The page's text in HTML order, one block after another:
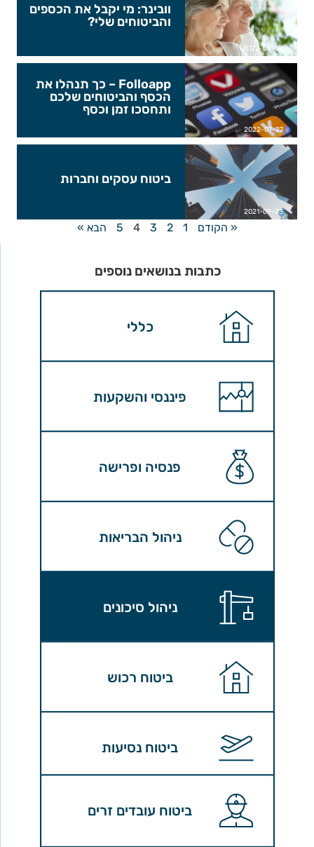
כתבות בנושאים נוספים
כללי
פיננסי והשקעות
פנסיה ופרישה
ניהול הבריאות
ניהול סיכונים
ביטוח רכוש
ביטוח נסיעות
ביטוח עובדים זרים
וובינר: מי יקבל את הכספים
והביטוחים שלי?
2022-08-08
Folloapp – כך תנהלו את
הכסף והביטוחים שלכם
ותחסכו זמן וכסף
2022-07-27
ביטוח עסקים וחברות
2021-09-23
« הקודם 1
2
3
4
5 הבא »